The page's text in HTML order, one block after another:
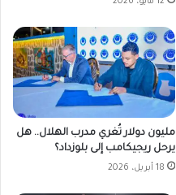
مليون دولار تُغري مدرب الهلال.. هل
يرحل ريجيكامب إلى بلوزداد؟
18 أبريل، 2026